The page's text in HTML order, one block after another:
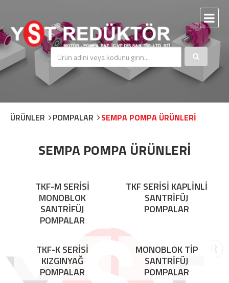
ÜRÜNLER POMPALAR SEMPA POMPA ÜRÜNLERİ
SEMPA POMPA ÜRÜNLERİ
TKF-M SERİSİ
MONOBLOK
SANTRİFÜJ
POMPALAR
TKF SERİSİ KAPLİNLİ
SANTRİFÜJ
POMPALAR
TKF-K SERİSİ
KIZGINYAĞ
POMPALAR
MONOBLOK TİP
SANTRİFÜJ
POMPALAR